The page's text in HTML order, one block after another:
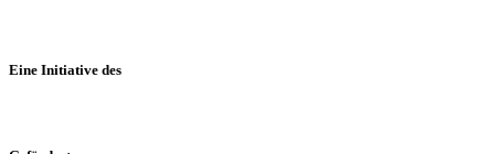
Eine Initiative des